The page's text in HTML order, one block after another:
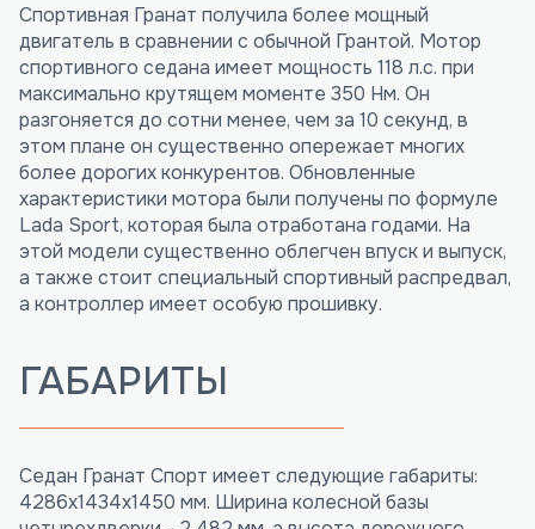
Спортивная Гранат получила более мощный
двигатель в сравнении с обычной Грантой. Мотор
спортивного седана имеет мощность 118 л.с. при
максимально крутящем моменте 350 Нм. Он
разгоняется до сотни менее, чем за 10 секунд, в
этом плане он существенно опережает многих
более дорогих конкурентов. Обновленные
характеристики мотора были получены по формуле
Lada Sport, которая была отработана годами. На
этой модели существенно облегчен впуск и выпуск,
а также стоит специальный спортивный распредвал,
а контроллер имеет особую прошивку.
ГАБАРИТЫ
Седан Гранат Спорт имеет следующие габариты:
4286х1434х1450 мм. Ширина колесной базы